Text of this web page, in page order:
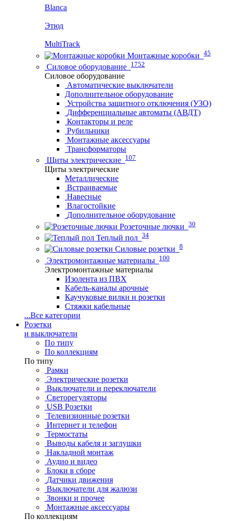
Blanca
Этюд
MultiTrack
Монтажные коробки 45
Силовое оборудование 1752
Силовое оборудование
Автоматические выключатели
Дополнительное оборудование
Устройства защитного отключения (УЗО)
Дифференциальные автоматы (АВДТ)
Контакторы и реле
Рубильники
Монтажные аксессуары
Трансформаторы
Щиты электрические 107
Щиты электрические
Металлические
Встраиваемые
Навесные
Влагостойкие
Дополнительное оборудование
Розеточные лючки 30
Теплый пол 34
Силовые розетки 8
Электромонтажные материалы 100
Электромонтажные материалы
Изолента из ПВХ
Кабель-каналы арочные
Каучуковые вилки и розетки
Стяжки кабельные
...Все категории
Розетки
и выключатели
По типу
По коллекциям
По типу
Рамки
Электрические розетки
Выключатели и переключатели
Светорегуляторы
USB Розетки
Телевизионные розетки
Интернет и телефон
Термостаты
Выводы кабеля и заглушки
Накладной монтаж
Аудио и видео
Блоки в сборе
Датчики движения
Выключатели для жалюзи
Звонки и прочее
Монтажные аксессуары
По коллекциям